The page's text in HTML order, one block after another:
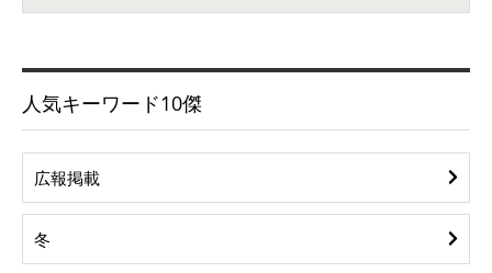
人気キーワード10傑
広報掲載
冬